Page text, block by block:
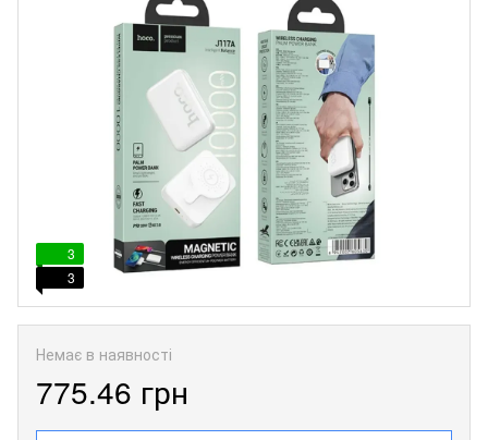
3
3
Немає в наявності
775.46 грн